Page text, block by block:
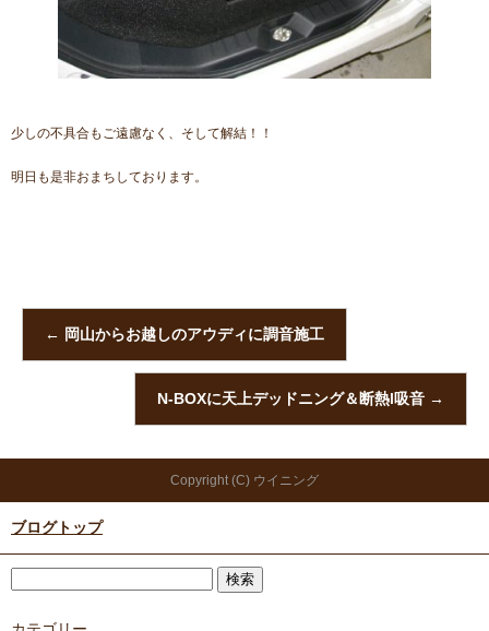
少しの不具合もご遠慮なく、そして解結！！
明日も是非おまちしております。
← 岡山からお越しのアウディに調音施工
N-BOXに天上デッドニング＆断熱l吸音 →
Copyright (C) ウイニング
ブログトップ